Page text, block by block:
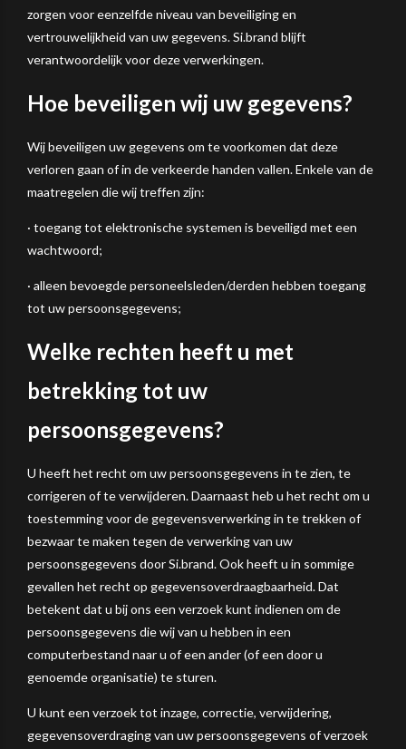
zorgen voor eenzelfde niveau van beveiliging en
vertrouwelijkheid van uw gegevens. Si.brand blijft
verantwoordelijk voor deze verwerkingen.
Hoe beveiligen wij uw gegevens?
Wij beveiligen uw gegevens om te voorkomen dat deze
verloren gaan of in de verkeerde handen vallen. Enkele van de
maatregelen die wij treffen zijn:
· toegang tot elektronische systemen is beveiligd met een
wachtwoord;
· alleen bevoegde personeelsleden/derden hebben toegang
tot uw persoonsgegevens;
Welke rechten heeft u met
betrekking tot uw
persoonsgegevens?
U heeft het recht om uw persoonsgegevens in te zien, te
corrigeren of te verwijderen. Daarnaast heb u het recht om u
toestemming voor de gegevensverwerking in te trekken of
bezwaar te maken tegen de verwerking van uw
persoonsgegevens door Si.brand. Ook heeft u in sommige
gevallen het recht op gegevensoverdraagbaarheid. Dat
betekent dat u bij ons een verzoek kunt indienen om de
persoonsgegevens die wij van u hebben in een
computerbestand naar u of een ander (of een door u
genoemde organisatie) te sturen.
U kunt een verzoek tot inzage, correctie, verwijdering,
gegevensoverdraging van uw persoonsgegevens of verzoek